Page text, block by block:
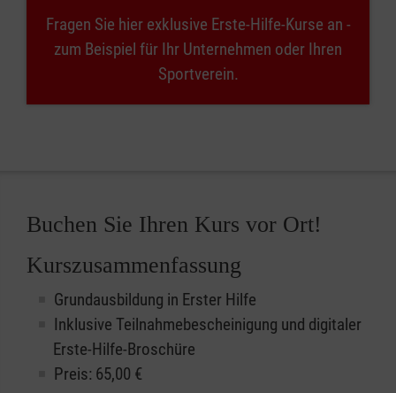
Fragen Sie hier exklusive Erste-Hilfe-Kurse an -
zum Beispiel für Ihr Unternehmen oder Ihren
Sportverein.
Buchen Sie Ihren Kurs vor Ort!
Kurszusammenfassung
Grundausbildung in Erster Hilfe
Inklusive Teilnahmebescheinigung und digitaler
Erste-Hilfe-Broschüre
Preis: 65,00 €